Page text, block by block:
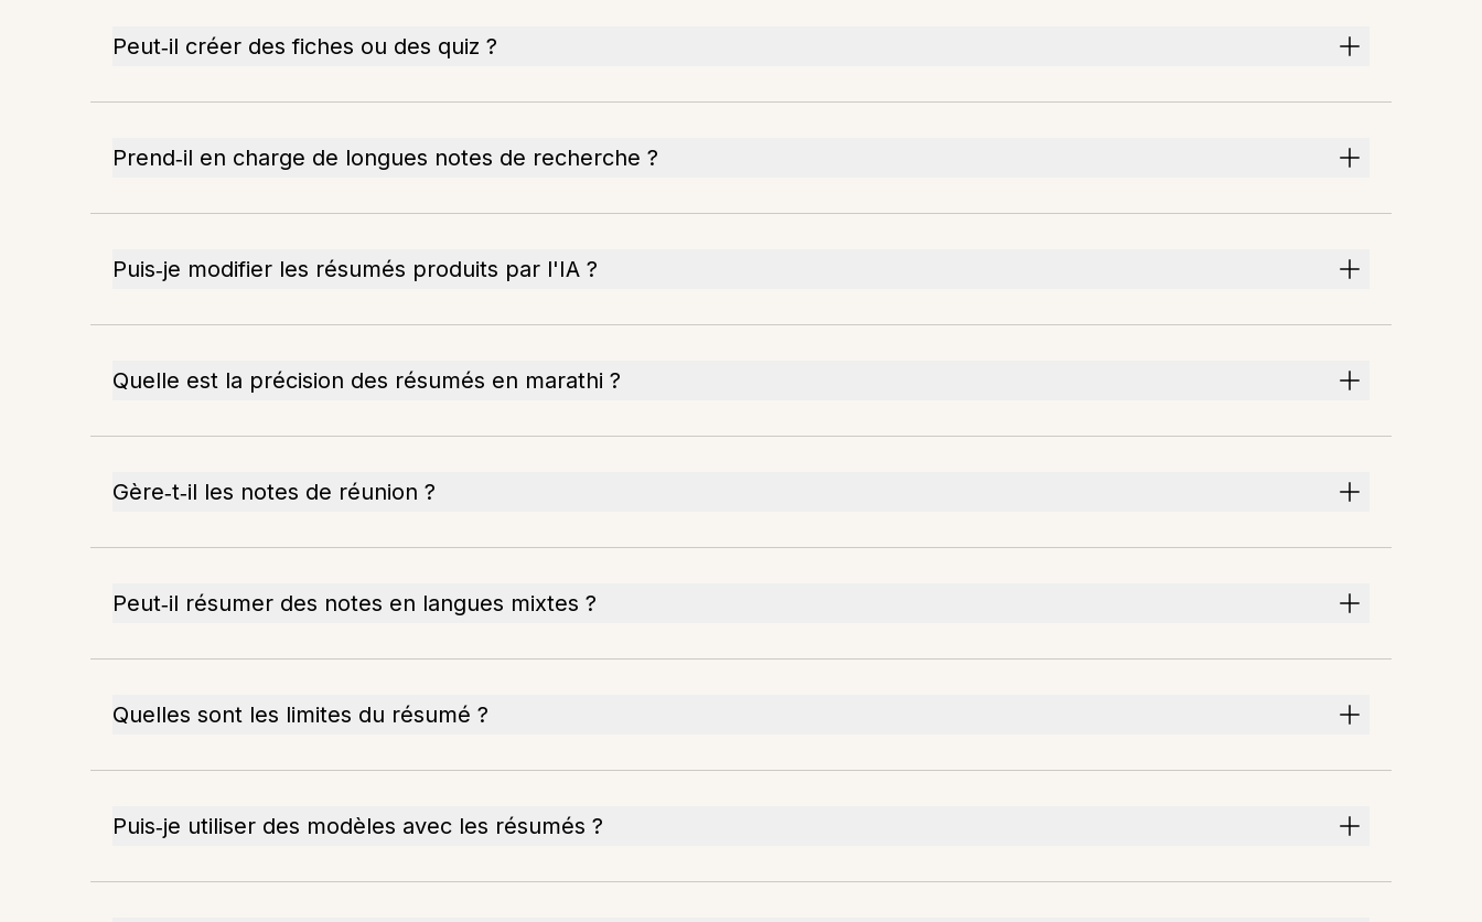
Peut‑il créer des fiches ou des quiz ?
Prend‑il en charge de longues notes de recherche ?
Puis‑je modifier les résumés produits par l'IA ?
Quelle est la précision des résumés en marathi ?
Gère‑t‑il les notes de réunion ?
Peut‑il résumer des notes en langues mixtes ?
Quelles sont les limites du résumé ?
Puis‑je utiliser des modèles avec les résumés ?